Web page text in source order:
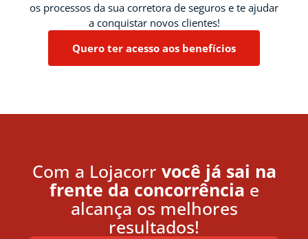
os processos da sua corretora de seguros e te ajudar
a conquistar novos clientes!
Quero ter acesso aos benefícios
Com a Lojacorr você já sai na
frente da concorrência e
alcança os melhores
resultados!